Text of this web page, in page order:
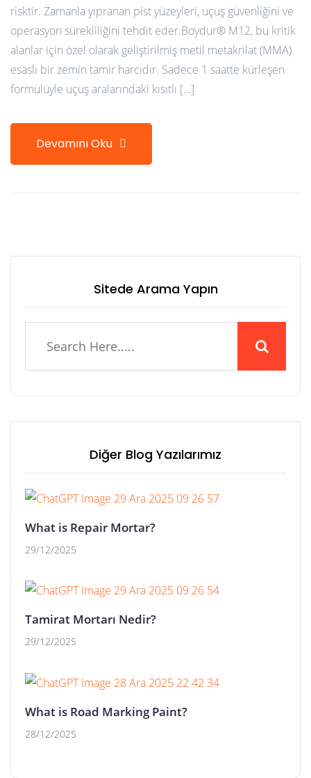
risktir. Zamanla yıpranan pist yüzeyleri, uçuş güvenliğini ve
operasyon sürekliliğini tehdit eder.Boydur® M12, bu kritik
alanlar için özel olarak geliştirilmiş metil metakrilat (MMA)
esaslı bir zemin tamir harcıdır. Sadece 1 saatte kürleşen
formülüyle uçuş aralarındaki kısıtlı […]
Devamını Oku
Sitede Arama Yapın
Diğer Blog Yazılarımız
What is Repair Mortar?
29/12/2025
Tamirat Mortarı Nedir?
29/12/2025
What is Road Marking Paint?
28/12/2025